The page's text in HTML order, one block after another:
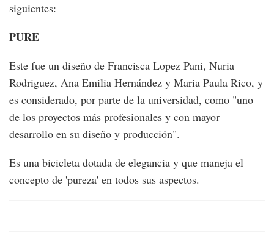
siguientes:
PURE
Este fue un diseño de Francisca Lopez Pani, Nuria
Rodriguez, Ana Emilia Hernández y Maria Paula Rico, y
es considerado, por parte de la universidad, como "uno
de los proyectos más profesionales y con mayor
desarrollo en su diseño y producción".
Es una bicicleta dotada de elegancia y que maneja el
concepto de 'pureza' en todos sus aspectos.